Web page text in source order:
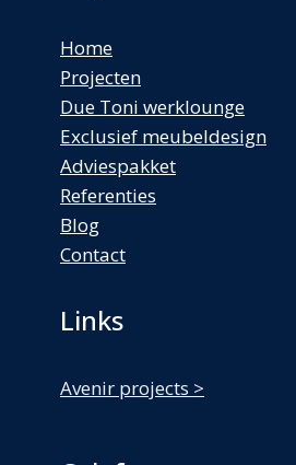
Home
Projecten
Due Toni werklounge
Exclusief meubeldesign
Adviespakket
Referenties
Blog
Contact
Links
Avenir projects >